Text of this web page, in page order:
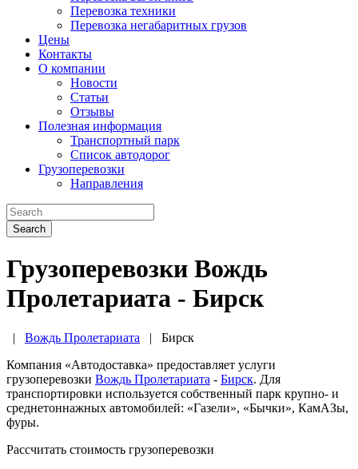
Перевозка техники
Перевозка негабаритных грузов
Цены
Контакты
О компании
Новости
Статьи
Отзывы
Полезная информация
Транспортный парк
Список автодорог
Грузоперевозки
Направления
Search
Грузоперевозки Вождь
Пролетариата - Бирск
| Вождь Пролетариата | Бирск
Компания «Автодоставка» предоставляет услуги
грузоперевозки Вождь Пролетариата - Бирск. Для
транспортировки используется собственный парк крупно- и
среднетоннажных автомобилей: «Газели», «Бычки», КамАЗы,
фуры.
Рассчитать стоимость грузоперевозки